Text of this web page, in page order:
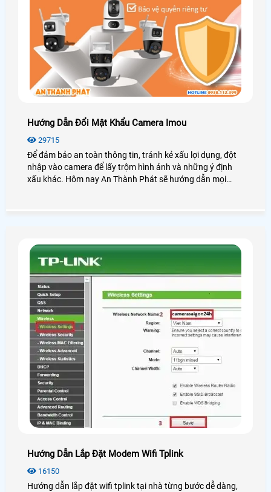
Hướng Dẫn Đổi Mật Khẩu Camera Imou
29715
Để đảm bảo an toàn thông tin, tránh kẻ xấu lợi dụng, đột
nhập vào camera để lấy trộm hình ảnh và những ý định
xấu khác. Hôm nay An Thành Phát sẽ hướng dẫn mọi
Hướng Dẫn Lắp Đặt Modem Wifi Tplink
16150
Hướng dẫn lắp đặt wifi tplink tại nhà từng bước dễ dàng,